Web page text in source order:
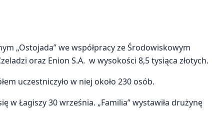
„Ostojada” we współpracy ze Środowiskowym
oraz Enion S.A. w wysokości 8,5 tysiąca złotych.
uczestniczyło w niej około 230 osób.
w Łagiszy 30 września. „Familia” wystawiła drużynę